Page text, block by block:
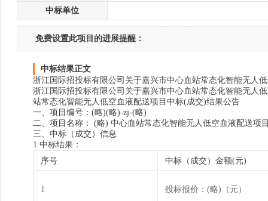
中标单位
免费设置此项目的进展提醒：
中标结果正文
浙江国际招投标有限公司关于嘉兴市中心血站常态化智能无人
浙江国际招投标有限公司关于嘉兴市中心血站常态化智能无人
站常态化智能无人低空血液配送项目中标(成交)结果公告
一、项目编号：(略)(略)-zj-(略)
二、项目名称： (略) 中心血站常态化智能无人低空血液配送项
三、中标（成交）信息
1.中标结果：
序号
中标（成交）金额(元)
1 投标报价：(略)（元）